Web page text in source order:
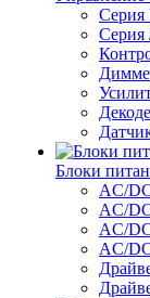
Серия
Серия
Блоки
AC/
AC/
AC/
AC/